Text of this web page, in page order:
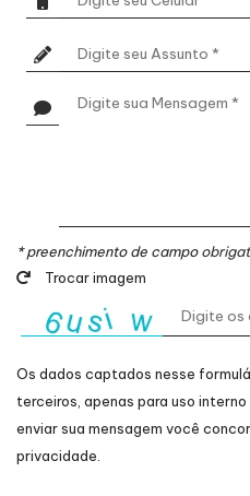
* preenchimento de campo
Trocar imagem
Os dados captados nesse
terceiros, apenas para uso
enviar sua mensagem você
privacidade.